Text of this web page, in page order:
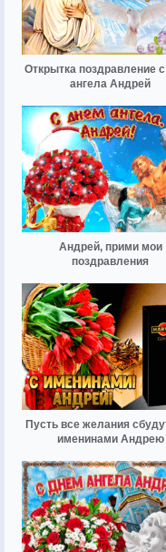
Открытка поздравление
ангела Андрей
Андрей, прими мои
поздравления
Пусть все желания
именинами Андрею